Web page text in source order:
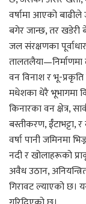
वर्षामा आएको बाढीले
बगेर जान्छ, तर खडेरी
जल संरक्षणका
वन विनाश र भू-प्रकृति
मधेशका धेरै भूभागमा
किनारका वन क्षेत्र,
बस्तीकरण, ईँटाभट्टा,
वर्षा पानी जमिनमा
नदी र खोलाहरूको
अवैध उठान,
गिरावट ल्याएको छ।